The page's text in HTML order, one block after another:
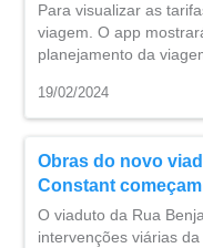
Para visualizar as
viagem. O app
planejamento da
19/02/2024
Obras do novo
Constant
O viaduto da Rua
intervenções viárias